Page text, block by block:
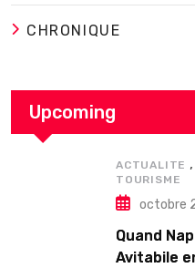
CHRONIQUE
Upcoming
ACTUALITE
TOURISME
octobre
Quand
Avitabile